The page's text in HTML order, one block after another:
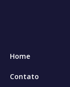
Home
Contato